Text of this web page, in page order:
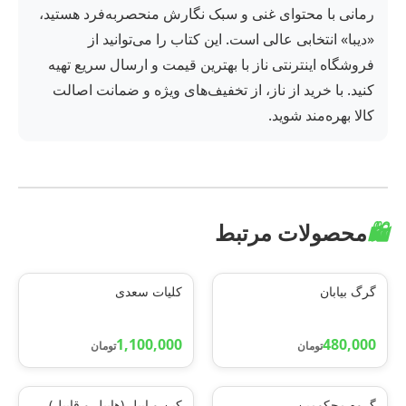
رمانی با محتوای غنی و سبک نگارش منحصربه‌فرد هستید،
«دیبا» انتخابی عالی است. این کتاب را می‌توانید از
فروشگاه اینترنتی ناز با بهترین قیمت و ارسال سریع تهیه
کنید. با خرید از ناز، از تخفیف‌های ویژه و ضمانت اصالت
کالا بهره‌مند شوید.
🛍️محصولات مرتبط
گرگ بیابان
480,000تومان
کلیات سعدی
1,100,000تومان